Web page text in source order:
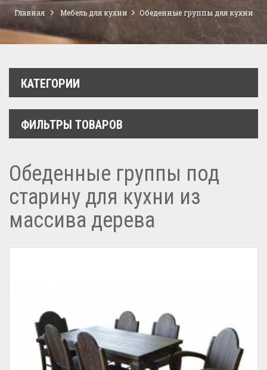
Главная Мебель для кухни Обеденные группы для кухни
КАТЕГОРИИ
ФИЛЬТРЫ ТОВАРОВ
Обеденные группы под
старину для кухни из
массива дерева